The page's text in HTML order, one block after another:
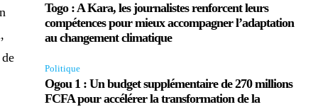
Togo : A Kara, les journalistes renforcent leurs
compétences pour mieux accompagner l’adaptation
au changement climatique
Politique
Ogou 1 : Un budget supplémentaire de 270 millions
FCFA pour accélérer la transformation de la